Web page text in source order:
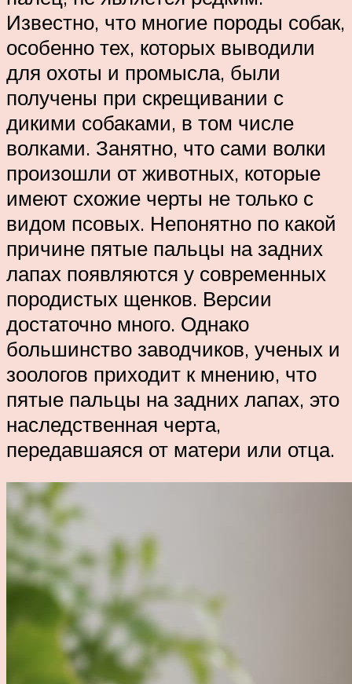
Известно, что многие породы собак,
особенно тех, которых выводили
для охоты и промысла, были
получены при скрещивании с
дикими собаками, в том числе
волками. Занятно, что сами волки
произошли от животных, которые
имеют схожие черты не только с
видом псовых. Непонятно по какой
причине пятые пальцы на задних
лапах появляются у современных
породистых щенков. Версии
достаточно много. Однако
большинство заводчиков, ученых и
зоологов приходит к мнению, что
пятые пальцы на задних лапах, это
наследственная черта,
передавшаяся от матери или отца.